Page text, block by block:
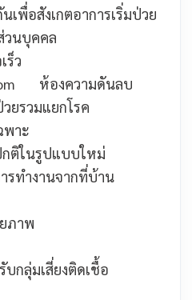
เพื่อสังเกตอาการเริ่มป่วย
วนบุคคล
ร็ว
ห้องความดันลบ
ยรวมแยกโรค
พาะ
ติในรูปแบบใหม่
รทำงานจากที่บ้าน
ภาพ
กลุ่มเสี่ยงติดเชื้อ